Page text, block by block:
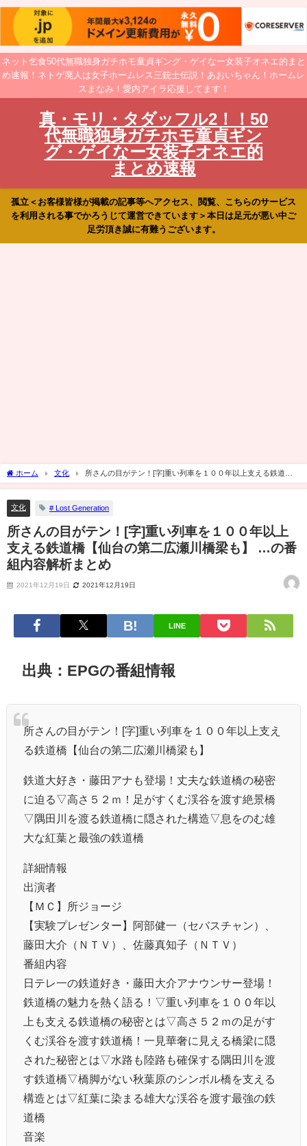
ネット乞食50代無職独身ガチホモ童貞ギング・ゲイなー女装子オネエ的まと
め速報！ネトゲ廃人は女子ホームレス三銃士伝説！あおいちゃん！ホームレ
スまなみ！愛内アイラ応援してます！
真・モリ・タダッフル2！！50
代無職独身ガチホモ童貞ギン
グ・ゲイなー女装子オネエ的
まとめ速報
孤立＜お客様皆様が掲載の記事等へアクセス、閲覧、こちらのサービス
を利用される事でかろうじて運営できています＞本日は足元が悪い中ご
足労頂き誠に有難うございます。
ホーム 文化
所さんの目がテン！[字]重い列車を１００年以上支える鉄道橋
【仙台の第二広瀬川橋梁も】 …の番組内容解析まとめ
文化 # Lost Generation
所さんの目がテン！[字]重い列車を１００年以上
支える鉄道橋【仙台の第二広瀬川橋梁も】 …の番
組内容解析まとめ
2021年12月19日 2021年12月19日
LINE
出典：EPGの番組情報
所さんの目がテン！[字]重い列車を１００年以上支え
る鉄道橋【仙台の第二広瀬川橋梁も】
鉄道大好き・藤田アナも登場！丈夫な鉄道橋の秘密
に迫る▽高さ５２ｍ！足がすくむ渓谷を渡す絶景橋
▽隅田川を渡る鉄道橋に隠された構造▽息をのむ雄
大な紅葉と最強の鉄道橋
詳細情報
出演者
【ＭＣ】所ジョージ
【実験プレゼンター】阿部健一（セバスチャン）、
藤田大介（ＮＴＶ）、佐藤真知子（ＮＴＶ）
番組内容
日テレ一の鉄道好き・藤田大介アナウンサー登場！
鉄道橋の魅力を熱く語る！▽重い列車を１００年以
上も支える鉄道橋の秘密とは▽高さ５２ｍの足がす
くむ渓谷を渡す鉄道橋！一見華奢に見える橋梁に隠
された秘密とは▽水路も陸路も確保する隅田川を渡
す鉄道橋▽橋脚がない秋葉原のシンボル橋を支える
構造とは▽紅葉に染まる雄大な渓谷を渡す最強の鉄
道橋
音楽